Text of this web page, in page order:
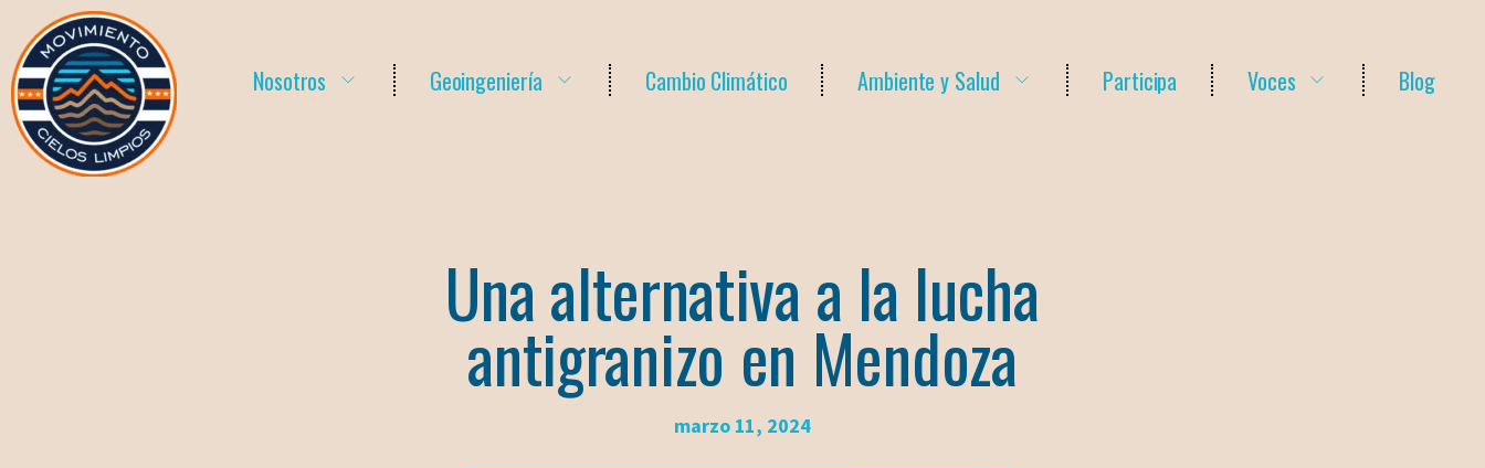
Nosotros Geoingeniería Cambio Climático Ambiente y Salud Participa Voces Blog
Una alternativa a la lucha
antigranizo en Mendoza
marzo 11, 2024